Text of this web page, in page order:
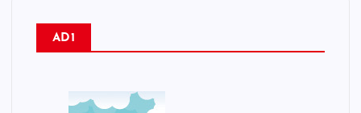
AD1